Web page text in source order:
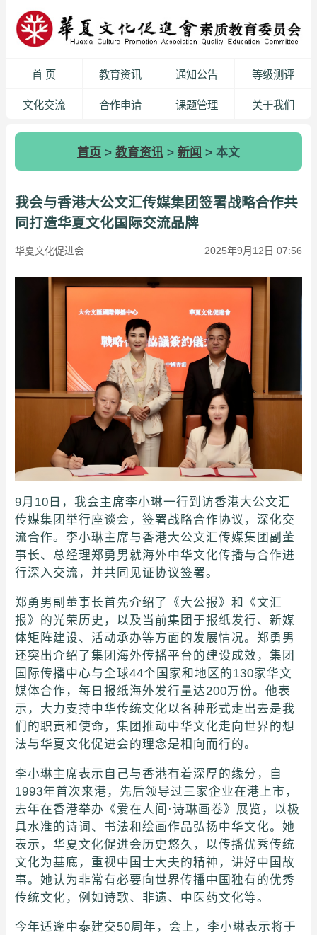
首 页 教育资讯 通知公告 等级测评
文化交流 合作申请 课题管理 关于我们
首页 > 教育资讯> 新闻 > 本文
我会与香港大公文汇传媒集团签署战略合作共
同打造华夏文化国际交流品牌
华夏文化促进会 2025年9月12日 07:56
9月10日，我会主席李小琳一行到访香港大公文汇
传媒集团举行座谈会，签署战略合作协议，深化交
流合作。李小琳主席与香港大公文汇传媒集团副董
事长、总经理郑勇男就海外中华文化传播与合作进
行深入交流，并共同见证协议签署。
郑勇男副董事长首先介绍了《大公报》和《文汇
报》的光荣历史，以及当前集团于报纸发行、新媒
体矩阵建设、活动承办等方面的发展情况。郑勇男
还突出介绍了集团海外传播平台的建设成效，集团
国际传播中心与全球44个国家和地区的130家华文
媒体合作，每日报纸海外发行量达200万份。他表
示，大力支持中华传统文化以各种形式走出去是我
们的职责和使命，集团推动中华文化走向世界的想
法与华夏文化促进会的理念是相向而行的。
李小琳主席表示自己与香港有着深厚的缘分，自
1993年首次来港，先后领导过三家企业在港上市，
去年在香港举办《爱在人间·诗琳画卷》展览，以极
具水准的诗词、书法和绘画作品弘扬中华文化。她
表示，华夏文化促进会历史悠久，以传播优秀传统
文化为基底，重视中国士大夫的精神，讲好中国故
事。她认为非常有必要向世界传播中国独有的优秀
传统文化，例如诗歌、非遗、中医药文化等。
今年适逢中泰建交50周年，会上，李小琳表示将于